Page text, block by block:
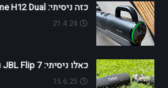
כזה ניסיתי: Dreame H12 Dual
21.4.24
כאלו ניסיתי: JBL Flip 7 ו-Charge 6
15.6.25